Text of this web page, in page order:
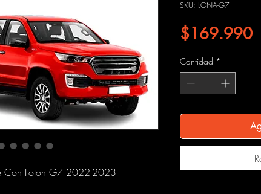
Con Foton G7 2022-2023
SKU: LONA-G7
$169.990
Cantidad *